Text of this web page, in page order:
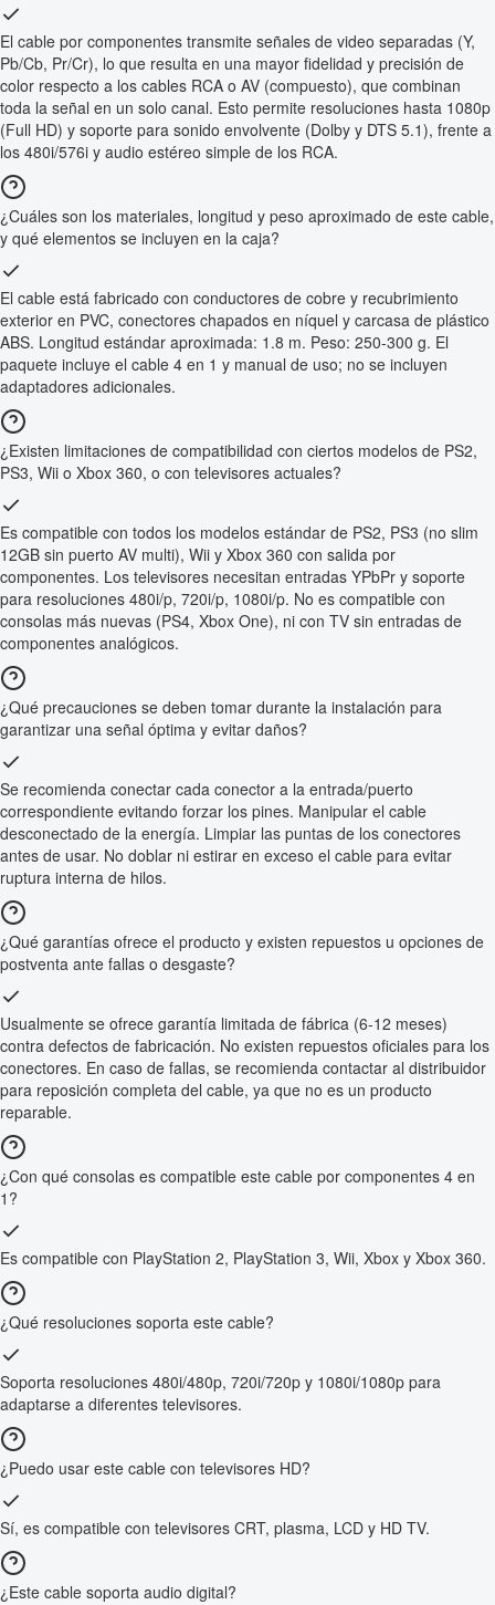
El cable por componentes transmite señales de video separadas (Y,
Pb/Cb, Pr/Cr), lo que resulta en una mayor fidelidad y precisión de
color respecto a los cables RCA o AV (compuesto), que combinan
toda la señal en un solo canal. Esto permite resoluciones hasta 1080p
(Full HD) y soporte para sonido envolvente (Dolby y DTS 5.1), frente a
los 480i/576i y audio estéreo simple de los RCA.
¿Cuáles son los materiales, longitud y peso aproximado de este cable,
y qué elementos se incluyen en la caja?
El cable está fabricado con conductores de cobre y recubrimiento
exterior en PVC, conectores chapados en níquel y carcasa de plástico
ABS. Longitud estándar aproximada: 1.8 m. Peso: 250-300 g. El
paquete incluye el cable 4 en 1 y manual de uso; no se incluyen
adaptadores adicionales.
¿Existen limitaciones de compatibilidad con ciertos modelos de PS2,
PS3, Wii o Xbox 360, o con televisores actuales?
Es compatible con todos los modelos estándar de PS2, PS3 (no slim
12GB sin puerto AV multi), Wii y Xbox 360 con salida por
componentes. Los televisores necesitan entradas YPbPr y soporte
para resoluciones 480i/p, 720i/p, 1080i/p. No es compatible con
consolas más nuevas (PS4, Xbox One), ni con TV sin entradas de
componentes analógicos.
¿Qué precauciones se deben tomar durante la instalación para
garantizar una señal óptima y evitar daños?
Se recomienda conectar cada conector a la entrada/puerto
correspondiente evitando forzar los pines. Manipular el cable
desconectado de la energía. Limpiar las puntas de los conectores
antes de usar. No doblar ni estirar en exceso el cable para evitar
ruptura interna de hilos.
¿Qué garantías ofrece el producto y existen repuestos u opciones de
postventa ante fallas o desgaste?
Usualmente se ofrece garantía limitada de fábrica (6-12 meses)
contra defectos de fabricación. No existen repuestos oficiales para los
conectores. En caso de fallas, se recomienda contactar al distribuidor
para reposición completa del cable, ya que no es un producto
reparable.
¿Con qué consolas es compatible este cable por componentes 4 en
1?
Es compatible con PlayStation 2, PlayStation 3, Wii, Xbox y Xbox 360.
¿Qué resoluciones soporta este cable?
Soporta resoluciones 480i/480p, 720i/720p y 1080i/1080p para
adaptarse a diferentes televisores.
¿Puedo usar este cable con televisores HD?
Sí, es compatible con televisores CRT, plasma, LCD y HD TV.
¿Este cable soporta audio digital?